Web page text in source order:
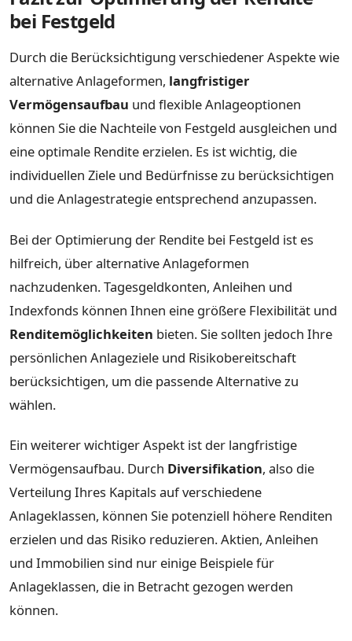
bei Festgeld
Durch die Berücksichtigung verschiedener Aspekte wie
alternative Anlageformen, langfristiger
Vermögensaufbau und flexible Anlageoptionen
können Sie die Nachteile von Festgeld ausgleichen und
eine optimale Rendite erzielen. Es ist wichtig, die
individuellen Ziele und Bedürfnisse zu berücksichtigen
und die Anlagestrategie entsprechend anzupassen.
Bei der Optimierung der Rendite bei Festgeld ist es
hilfreich, über alternative Anlageformen
nachzudenken. Tagesgeldkonten, Anleihen und
Indexfonds können Ihnen eine größere Flexibilität und
Renditemöglichkeiten bieten. Sie sollten jedoch Ihre
persönlichen Anlageziele und Risikobereitschaft
berücksichtigen, um die passende Alternative zu
wählen.
Ein weiterer wichtiger Aspekt ist der langfristige
Vermögensaufbau. Durch Diversifikation, also die
Verteilung Ihres Kapitals auf verschiedene
Anlageklassen, können Sie potenziell höhere Renditen
erzielen und das Risiko reduzieren. Aktien, Anleihen
und Immobilien sind nur einige Beispiele für
Anlageklassen, die in Betracht gezogen werden
können.